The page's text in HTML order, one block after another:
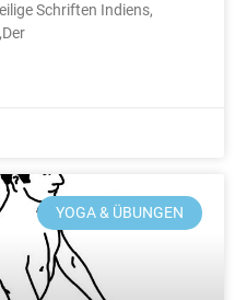
Schriften Indiens,
YOGA & ÜBUNGEN